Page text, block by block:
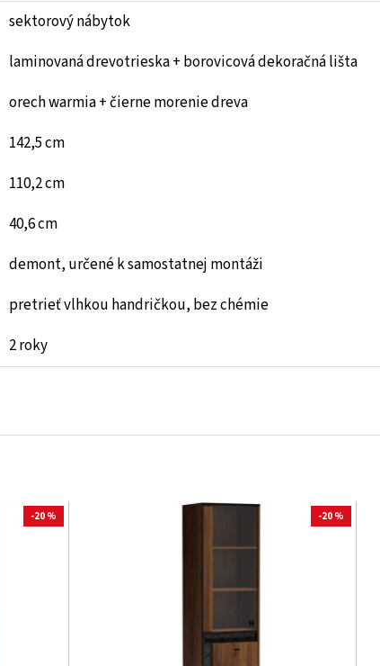
sektorový nábytok
laminovaná drevotrieska + borovicová dekoračná lišta
orech warmia + čierne morenie dreva
142,5 cm
110,2 cm
40,6 cm
demont, určené k samostatnej montáži
pretrieť vlhkou handričkou, bez chémie
2 roky
-20 % -20 %